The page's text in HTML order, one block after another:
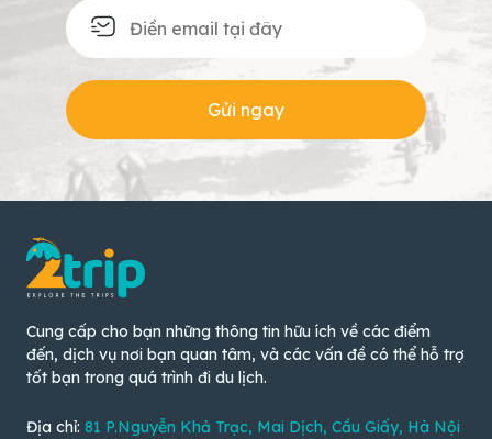
Gửi ngay
Cung cấp cho bạn những thông tin hữu ích về các điểm
đến, dịch vụ nơi bạn quan tâm, và các vấn đề có thể hỗ trợ
tốt bạn trong quá trình đi du lịch.
Địa chỉ: 81 P.Nguyễn Khả Trạc, Mai Dịch, Cầu Giấy, Hà Nội